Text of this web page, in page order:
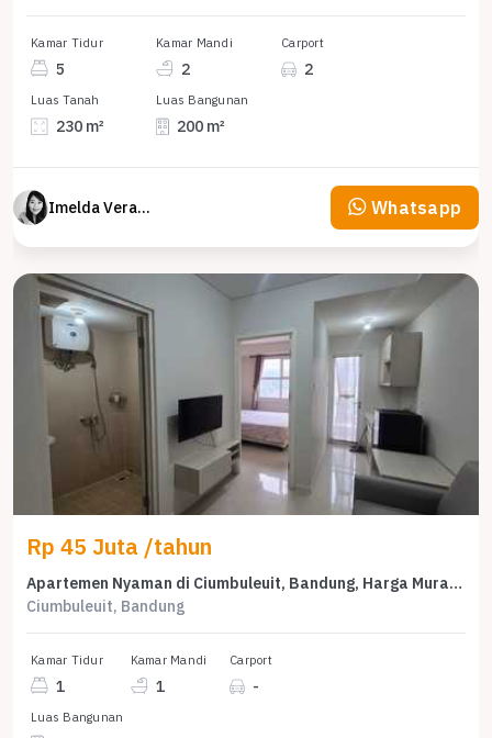
Kamar Tidur
5
Kamar Mandi
2
Carport
2
Luas Tanah
230 m²
Luas Bangunan
200 m²
Imelda Veranika Whatsapp
Rp 45 Juta /tahun
Apartemen Nyaman di Ciumbuleuit, Bandung, Harga Murah 45 Juta /tahun
Ciumbuleuit, Bandung
Kamar Tidur
1
Kamar Mandi
1
Carport
-
Luas Bangunan